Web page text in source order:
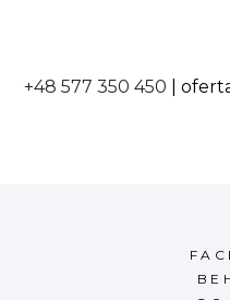
+48 577 350 450 |